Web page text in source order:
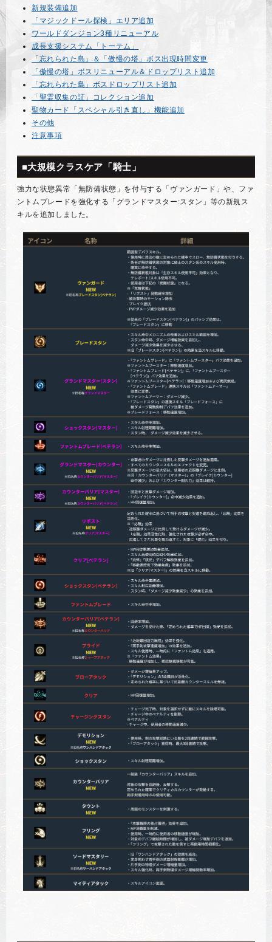
新規装備追加
「マジックドール探検」エリア追加
ワールドダンジョン3種リニューアル
成長支援システム「トーテム」
「忘れられた島」＆「傲慢の塔」ボス出現時間変更
「傲慢の塔」ボスリニューアル＆ドロップリスト追加
「忘れられた島」ボスドロップリスト追加
「聖霊収集の証」コレクション追加
聖物カード「スペシャル引き直し」機能追加
その他
注意事項
■大規模クラスケア「騎士」
強力な状態異常「無防備状態」を付与する「ヴァンガード」や、ファ
ントムブレードを強化する「グランドマスター:スタン」等の新規ス
キルを追加しました。